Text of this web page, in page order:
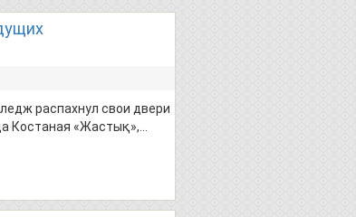
распахнул свои двери
Костаная «Жастық»,…